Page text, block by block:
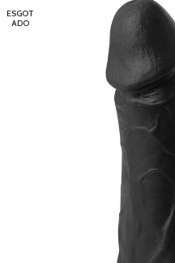
ESGOT
ADO